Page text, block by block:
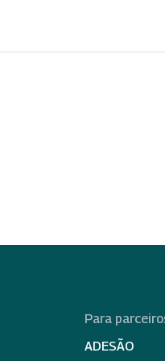
Para
ADESÃO